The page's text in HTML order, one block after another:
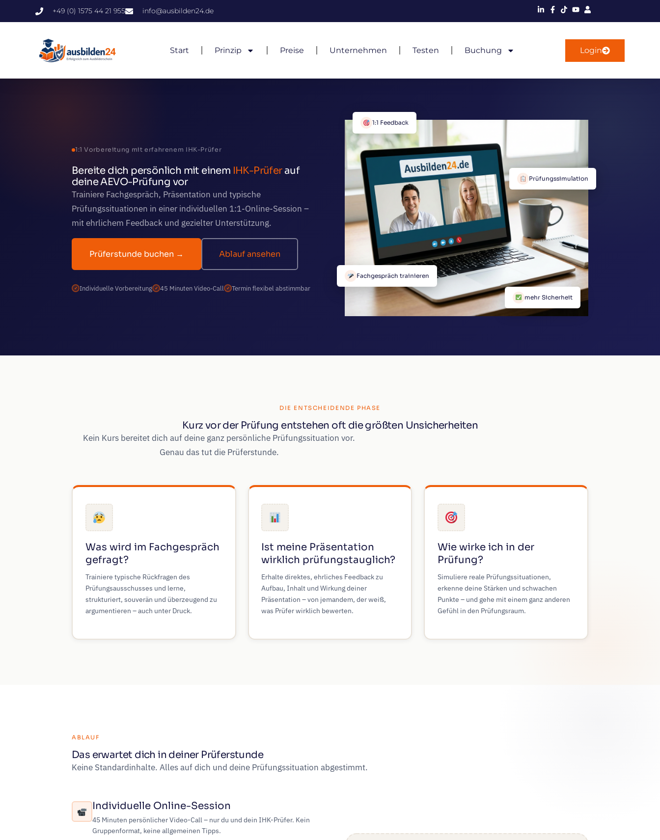
+49 (0) 1575 44 21 955 info@ausbilden24.de
Start Prinzip Preise Unternehmen Testen Buchung Login
1:1 Vorbereitung mit erfahrenem IHK-Prüfer
Bereite dich persönlich mit einem IHK-Prüferauf
deine AEVO-Prüfung vor
Trainiere Fachgespräch, Präsentation und typische
Prüfungssituationen in einer individuellen 1:1-Online-Session –
mit ehrlichem Feedback und gezielter Unterstützung.
Prüferstunde buchen → Ablauf ansehen
Individuelle Vorbereitung 45 Minuten Video-Call Termin flexibel abstimmbar
1:1 Feedback
Fachgespräch trainieren
Prüfungssimulation
mehr Sicherheit
DIE ENTSCHEIDENDE PHASE
Kurz vor der Prüfung entstehen oft die größten Unsicherheiten
Kein Kurs bereitet dich auf deine ganz persönliche Prüfungssituation vor.
Genau das tut die Prüferstunde.
Was wird im Fachgespräch
gefragt?
Trainiere typische Rückfragen des
Prüfungsausschusses und lerne,
strukturiert, souverän und überzeugend zu
argumentieren – auch unter Druck.
Ist meine Präsentation
wirklich prüfungstauglich?
Erhalte direktes, ehrliches Feedback zu
Aufbau, Inhalt und Wirkung deiner
Präsentation – von jemandem, der weiß,
was Prüfer wirklich bewerten.
Wie wirke ich in der
Prüfung?
Simuliere reale Prüfungssituationen,
erkenne deine Stärken und schwachen
Punkte – und gehe mit einem ganz anderen
Gefühl in den Prüfungsraum.
ABLAUF
Das erwartet dich in deiner Prüferstunde
Keine Standardinhalte. Alles auf dich und deine Prüfungssituation abgestimmt.
Individuelle Online-Session
45 Minuten persönlicher Video-Call – nur du und dein IHK-Prüfer. Kein
Gruppenformat, keine allgemeinen Tipps.